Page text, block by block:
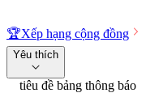
🏆Xếp hạng cộng đồng
Yêu thích
tiêu đề bảng thông báo